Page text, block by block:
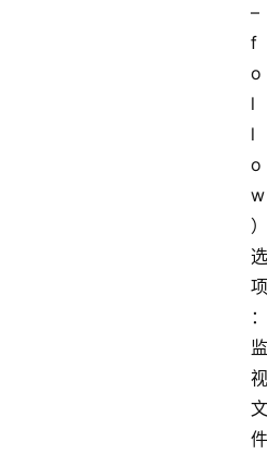
–
f
o
l
l
o
w
）
选
项
：
监
视
文
件